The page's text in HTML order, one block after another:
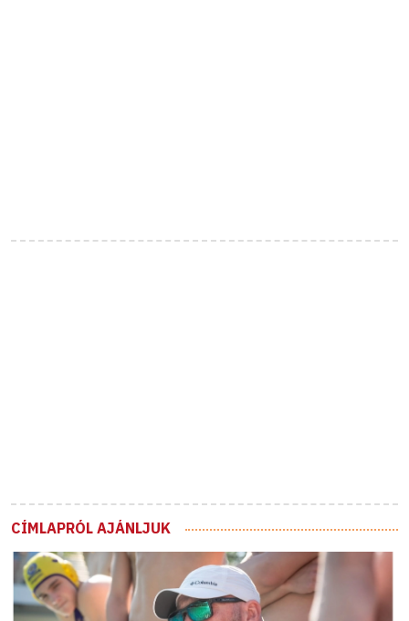
CÍMLAPRÓL AJÁNLJUK